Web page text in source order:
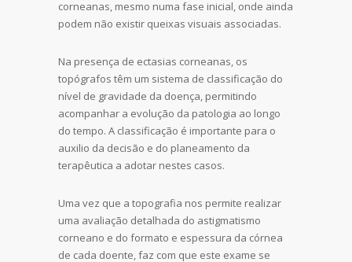
corneanas, mesmo numa fase inicial, onde ainda
podem não existir queixas visuais associadas.
Na presença de ectasias corneanas, os
topógrafos têm um sistema de classificação do
nível de gravidade da doença, permitindo
acompanhar a evolução da patologia ao longo
do tempo. A classificação é importante para o
auxilio da decisão e do planeamento da
terapêutica a adotar nestes casos.
Uma vez que a topografia nos permite realizar
uma avaliação detalhada do astigmatismo
corneano e do formato e espessura da córnea
de cada doente, faz com que este exame se